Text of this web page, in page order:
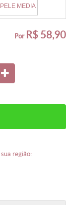
PELE MEDIA
por R$ 58,90
região: